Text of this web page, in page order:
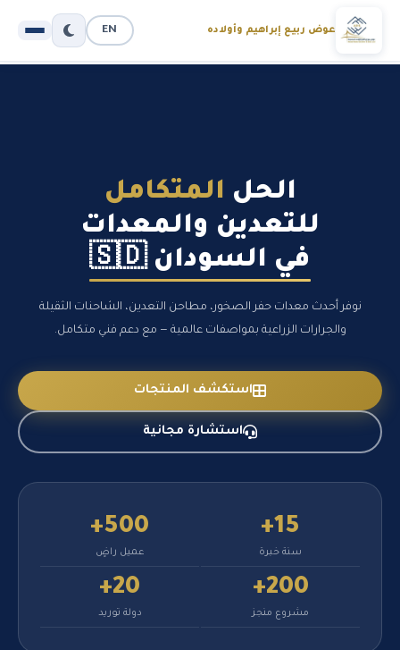
عوض ربيع إبراهيم وأولاده EN
الحل المتكامل
للتعدين والمعدات
في السودان 🇸🇩
نوفر أحدث معدات حفر الصخور، مطاحن التعدين، الشاحنات الثقيلة
والجرارات الزراعية بمواصفات عالمية — مع دعم فني متكامل.
استكشف المنتجات
استشارة مجانية
15+
سنة خبرة
500+
عميل راضٍ
200+
مشروع منجز
20+
دولة توريد